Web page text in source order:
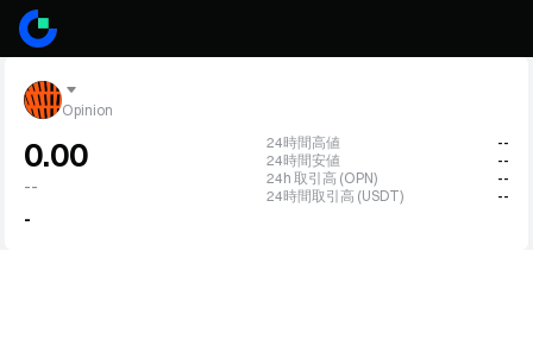
Opinion
0.00
--
-
24時間高値
--
24時間安値
--
24h 取引高 (OPN)
--
24時間取引高 (USDT)
--